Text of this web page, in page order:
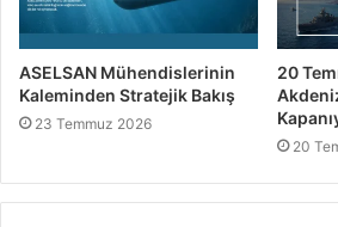
ASELSAN Mühendislerinin
Kaleminden Stratejik Bakış
23 Temmuz 2026
20
20